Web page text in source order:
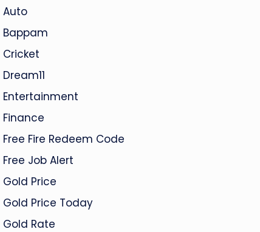
Auto
Bappam
Cricket
Dream11
Entertainment
Finance
Free Fire Redeem Code
Free Job Alert
Gold Price
Gold Price Today
Gold Rate